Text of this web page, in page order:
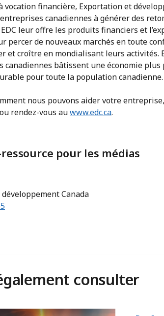
vocation financière, Exportation et
canadiennes à générer des
EDC leur offre les produits financiers et
percer de nouveaux marchés en toute
et croître en mondialisant leurs activités.
canadiennes bâtissent une économie plus
pour toute la population canadienne.
nous pouvons aider votre
ou rendez-vous auwww.edc.ca.
pour les médias
Canada
consulter